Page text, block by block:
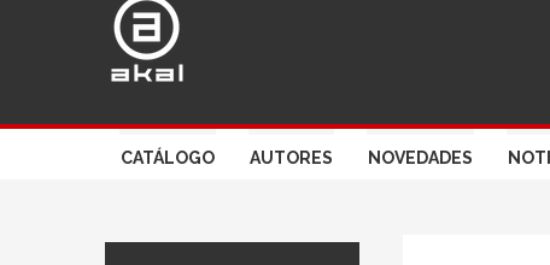
CATÁLOGO AUTORES NOVEDADES